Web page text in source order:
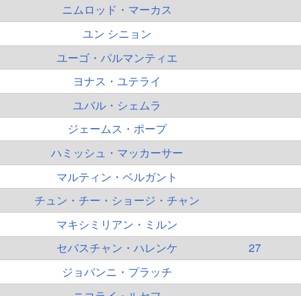
ニムロッド・マーカス
ユン シニョン
ユーゴ・パルマンティエ
ヨナス・ユテライ
ユバル・シェムラ
ジェームス・ポープ
ハミッシュ・マッカーサー
マルティン・ベルガント
チュン・チー・ショージ・チャン
マキシミリアン・ミルン
セバスチャン・ハレンケ 27
ジョバンニ・プラッチ